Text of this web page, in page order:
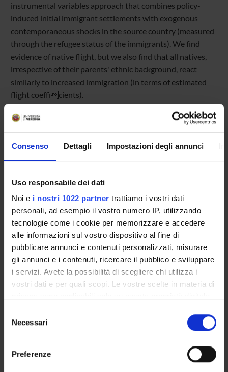
Consenso Dettagli Impostazioni degli annunci
Uso responsabile dei dati
Noi e i nostri 1022 partner trattiamo i vostri dati
personali, ad esempio il vostro numero IP, utilizzando
tecnologie come i cookie per memorizzare e accedere
alle informazioni sul vostro dispositivo al fine di
pubblicare annunci e contenuti personalizzati, misurare
gli annunci e i contenuti, ricercare il pubblico e sviluppare
i servizi. Avete la possibilità di scegliere chi utilizza i
vostri dati e per quali scopi. Le vostre scelte in materia di
modificare o revocare il proprio consenso in qualsiasi
momento dalla Dichiarazione sui cookie o facendo clic
delNecessari
Preferenze
instrumental variables approach that combines policy-
induced initial immigrant settlements with exogenous
contemporaneous shocks in the source country (measured
through the refugee status of the immigrants). We find
evidence of native flight, but we also find that all natives,
irrespective of their parents' ethnic background, react
similarly to increased immigration (in terms of estimated
flight coefficients).
homogeneous neighborhoods is not the dominant channel
creating flight. Instead our estimates indicate that
immigration leads to more socio-economically segregated
neighborhoods. This conclusion can have important
literature.
Referente
Eugenio Peluso
Referente esterno
31 maggio 2017